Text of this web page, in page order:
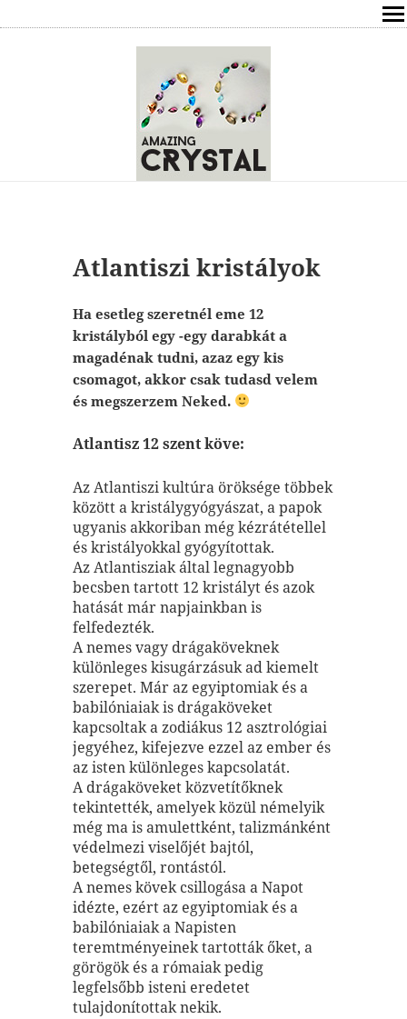
ÍRÁSOK
ÁSVÁNYOK HATÁSAI
ONLINE GYÓGYÍTÁS,TANÁCSADÁS
FREE
VÁSÁRLÁS / KOSÁR
Atlantiszi kristályok
Ha esetleg szeretnél eme 12
kristályból egy -egy darabkát a
magadénak tudni, azaz egy kis
csomagot, akkor csak tudasd velem
és megszerzem Neked.
Atlantisz 12 szent köve:
Az Atlantiszi kultúra öröksége többek
között a kristálygyógyászat, a papok
ugyanis akkoriban még kézrátétellel
és kristályokkal gyógyítottak.
Az Atlantisziak által legnagyobb
becsben tartott 12 kristályt és azok
hatását már napjainkban is
felfedezték.
A nemes vagy drágaköveknek
különleges kisugárzásuk ad kiemelt
szerepet. Már az egyiptomiak és a
babilóniaiak is drágaköveket
kapcsoltak a zodiákus 12 asztrológiai
jegyéhez, kifejezve ezzel az ember és
az isten különleges kapcsolatát.
A drágaköveket közvetítőknek
tekintették, amelyek közül némelyik
még ma is amulettként, talizmánként
védelmezi viselőjét bajtól,
betegségtől, rontástól.
A nemes kövek csillogása a Napot
idézte, ezért az egyiptomiak és a
babilóniaiak a Napisten
teremtményeinek tartották őket, a
görögök és a rómaiak pedig
legfelsőbb isteni eredetet
tulajdonítottak nekik.